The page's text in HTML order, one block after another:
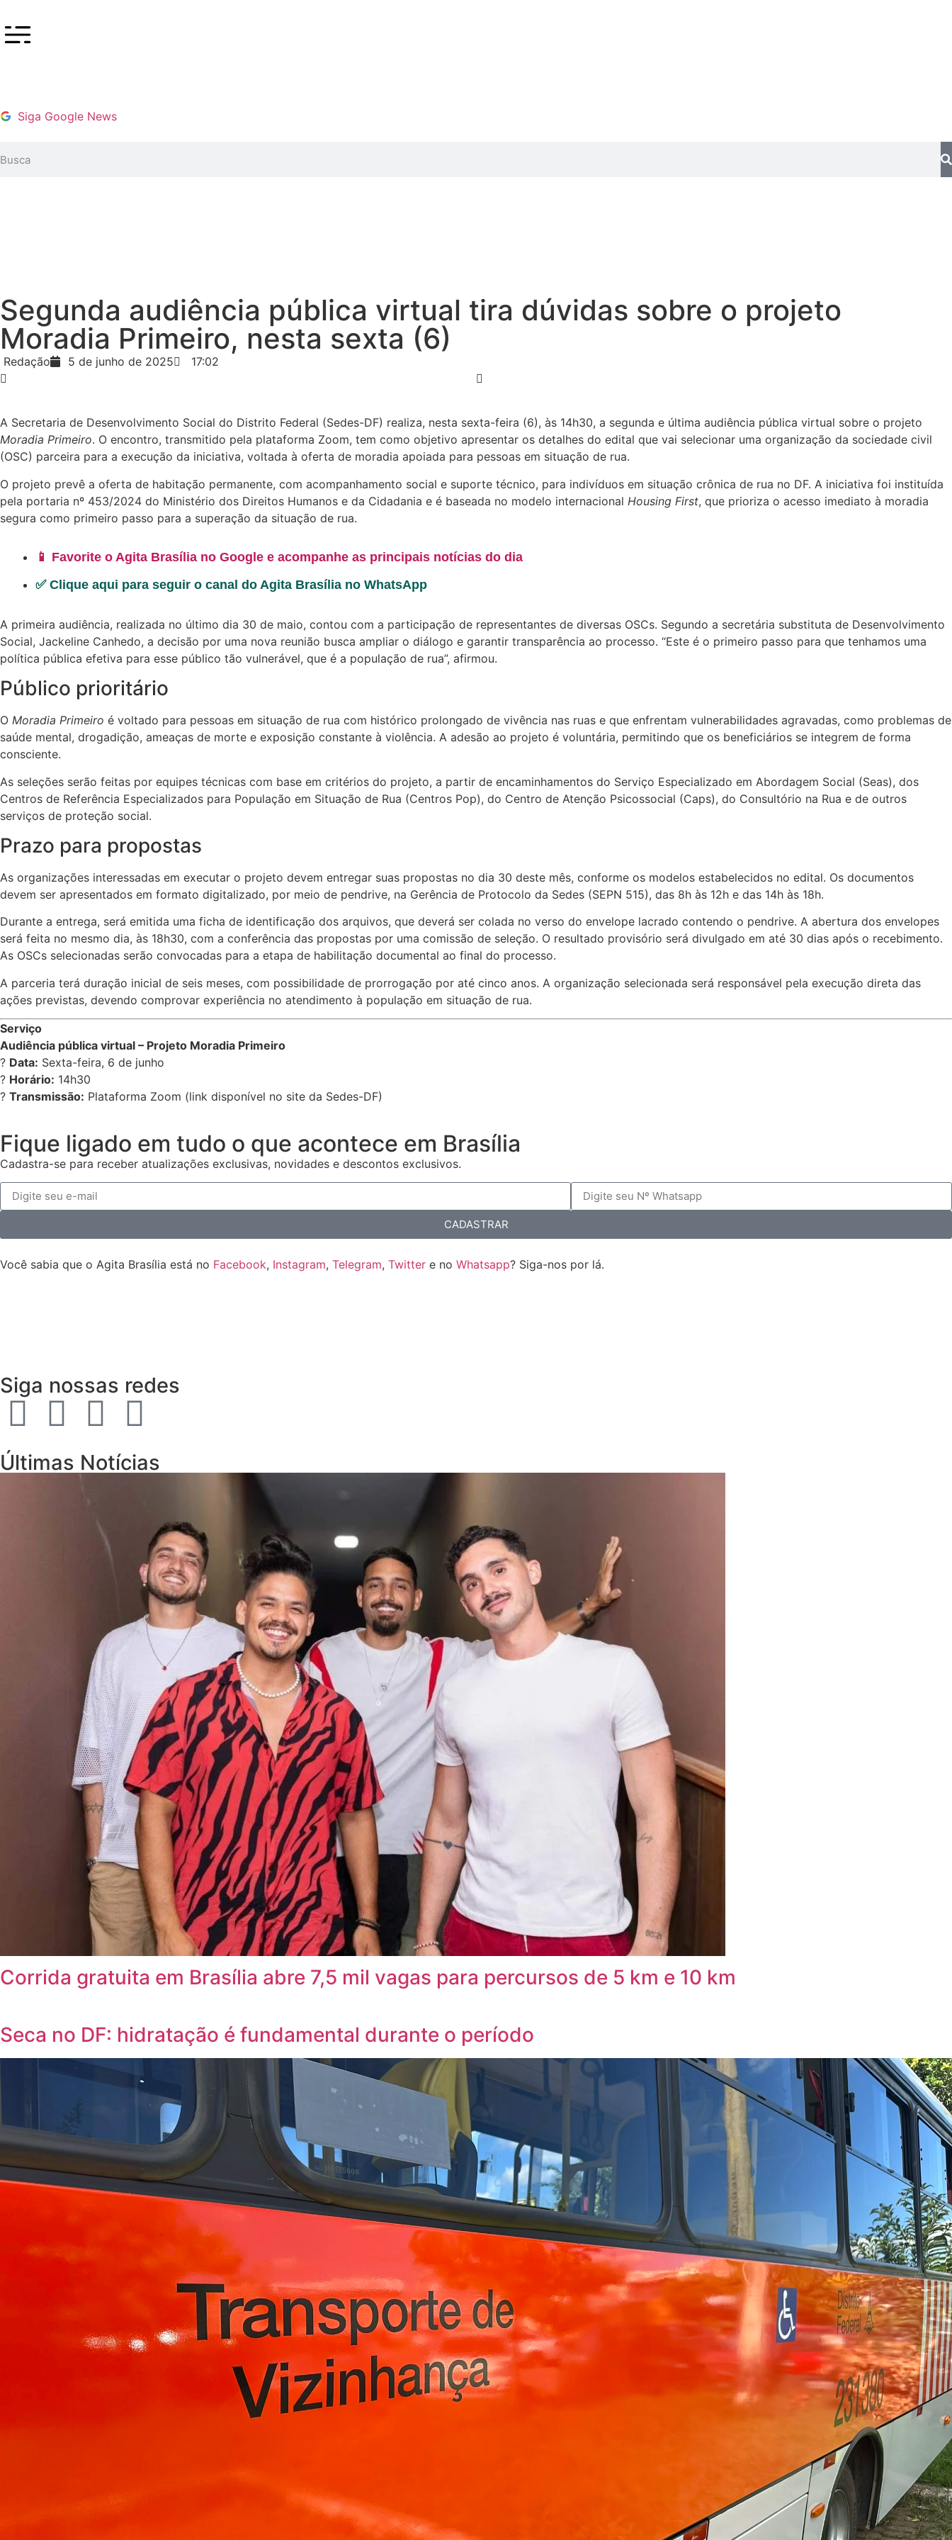
Siga Google News
Segunda audiência pública virtual tira dúvidas sobre o projeto
Moradia Primeiro, nesta sexta (6)
Redação 5 de junho de 2025 17:02
A Secretaria de Desenvolvimento Social do Distrito Federal (Sedes-DF) realiza, nesta sexta-feira (6), às 14h30, a segunda e última audiência pública virtual sobre o projeto
Moradia Primeiro. O encontro, transmitido pela plataforma Zoom, tem como objetivo apresentar os detalhes do edital que vai selecionar uma organização da sociedade civil
(OSC) parceira para a execução da iniciativa, voltada à oferta de moradia apoiada para pessoas em situação de rua.
O projeto prevê a oferta de habitação permanente, com acompanhamento social e suporte técnico, para indivíduos em situação crônica de rua no DF. A iniciativa foi instituída
pela portaria nº 453/2024 do Ministério dos Direitos Humanos e da Cidadania e é baseada no modelo internacional Housing First, que prioriza o acesso imediato à moradia
segura como primeiro passo para a superação da situação de rua.
📱 Favorite o Agita Brasília no Google e acompanhe as principais notícias do dia
✅ Clique aqui para seguir o canal do Agita Brasília no WhatsApp
A primeira audiência, realizada no último dia 30 de maio, contou com a participação de representantes de diversas OSCs. Segundo a secretária substituta de Desenvolvimento
Social, Jackeline Canhedo, a decisão por uma nova reunião busca ampliar o diálogo e garantir transparência ao processo. “Este é o primeiro passo para que tenhamos uma
política pública efetiva para esse público tão vulnerável, que é a população de rua”, afirmou.
Público prioritário
O Moradia Primeiro é voltado para pessoas em situação de rua com histórico prolongado de vivência nas ruas e que enfrentam vulnerabilidades agravadas, como problemas de
saúde mental, drogadição, ameaças de morte e exposição constante à violência. A adesão ao projeto é voluntária, permitindo que os beneficiários se integrem de forma
consciente.
As seleções serão feitas por equipes técnicas com base em critérios do projeto, a partir de encaminhamentos do Serviço Especializado em Abordagem Social (Seas), dos
Centros de Referência Especializados para População em Situação de Rua (Centros Pop), do Centro de Atenção Psicossocial (Caps), do Consultório na Rua e de outros
serviços de proteção social.
Prazo para propostas
As organizações interessadas em executar o projeto devem entregar suas propostas no dia 30 deste mês, conforme os modelos estabelecidos no edital. Os documentos
devem ser apresentados em formato digitalizado, por meio de pendrive, na Gerência de Protocolo da Sedes (SEPN 515), das 8h às 12h e das 14h às 18h.
Durante a entrega, será emitida uma ficha de identificação dos arquivos, que deverá ser colada no verso do envelope lacrado contendo o pendrive. A abertura dos envelopes
será feita no mesmo dia, às 18h30, com a conferência das propostas por uma comissão de seleção. O resultado provisório será divulgado em até 30 dias após o recebimento.
As OSCs selecionadas serão convocadas para a etapa de habilitação documental ao final do processo.
A parceria terá duração inicial de seis meses, com possibilidade de prorrogação por até cinco anos. A organização selecionada será responsável pela execução direta das
ações previstas, devendo comprovar experiência no atendimento à população em situação de rua.
Serviço
Audiência pública virtual – Projeto Moradia Primeiro
? Data: Sexta-feira, 6 de junho
? Horário: 14h30
? Transmissão: Plataforma Zoom (link disponível no site da Sedes-DF)
Fique ligado em tudo o que acontece em Brasília
Cadastra-se para receber atualizações exclusivas, novidades e descontos exclusivos.
CADASTRAR
Você sabia que o Agita Brasília está no Facebook, Instagram, Telegram, Twitter e no Whatsapp? Siga-nos por lá.
Siga nossas redes
Últimas Notícias
Corrida gratuita em Brasília abre 7,5 mil vagas para percursos de 5 km e 10 km
Seca no DF: hidratação é fundamental durante o período